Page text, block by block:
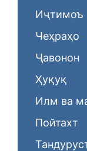
Иҷтимоъ
Чеҳраҳо
Ҷавонон
Ҳуқуқ
Илм ва
Пойтахт